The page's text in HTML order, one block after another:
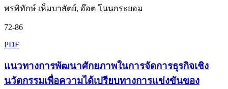
พรพิทักษ์ เห็มบาสัตย์, อ๊อต โนนกระยอม
72-86
PDF
แนวทางการพัฒนาศักยภาพในการจัดการธุรกิจเชิง
นวัตกรรมเพื่อความได้เปรียบทางการแข่งขันของ